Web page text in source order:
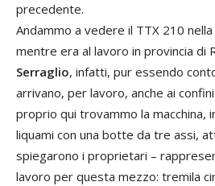
precedente.
Andammo a vedere il TTX 210
mentre era al lavoro in provincia di
Serraglio, infatti, pur essendo
arrivano, per lavoro, anche ai
proprio qui trovammo la macchina,
liquami con una botte da tre assi,
spiegarono i proprietari –
lavoro per questa mezzo: tremila